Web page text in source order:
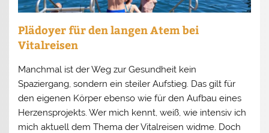
Plädoyer für den langen Atem bei
Vitalreisen
Manchmal ist der Weg zur Gesundheit kein
Spaziergang, sondern ein steiler Aufstieg. Das gilt für
den eigenen Körper ebenso wie für den Aufbau eines
Herzensprojekts. Wer mich kennt, weiß, wie intensiv ich
mich aktuell dem Thema der Vitalreisen widme. Doch